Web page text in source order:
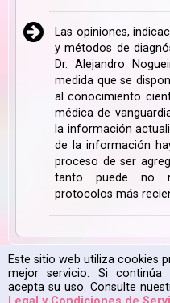
Este sitio web utiliza cookies
mejor servicio. Si continúa
acepta su uso. Consulte
Las opiniones,
y métodos de
Dr. Alejandro
medida que se
al conocimiento
médica de
la información
de la información
proceso de ser
tanto puede no
protocolos más
Mapa Web | Aviso Legal |